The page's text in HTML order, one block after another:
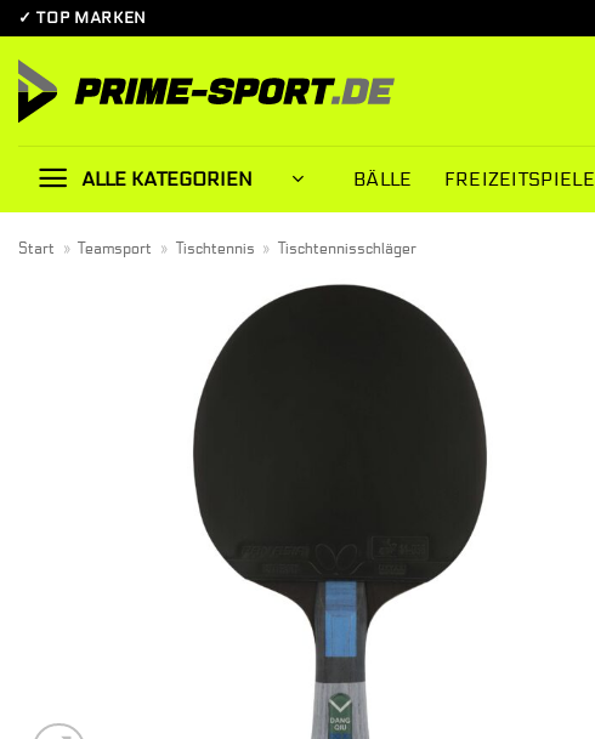
Zum
springen
✓ TOP MARKEN
ALLE KATEGORIEN BÄLLE FREIZEITSPIELE
Start » Teamsport » Tischtennis » Tischtennisschläger